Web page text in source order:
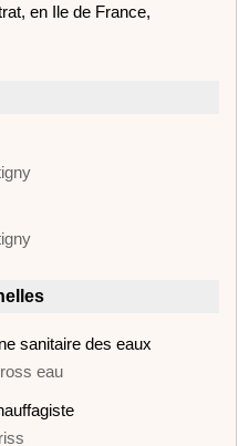
en Ile de France,
sanitaire des eaux
eau